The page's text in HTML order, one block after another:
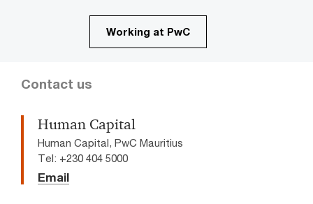
Working at PwC
Contact us
Human Capital
Human Capital, PwC Mauritius
Tel: +230 404 5000
Email